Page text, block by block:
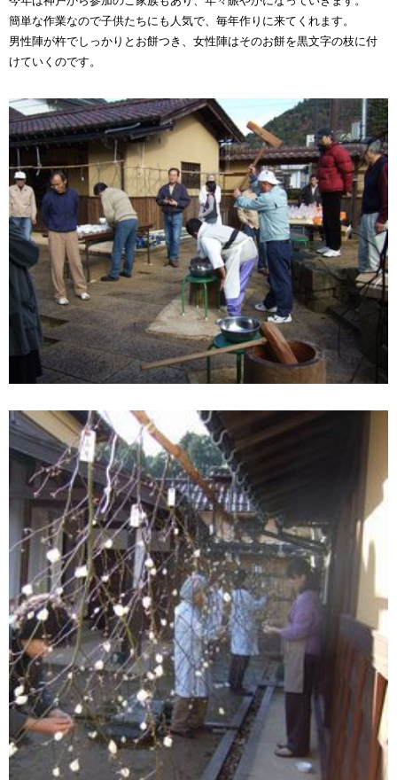
簡単な作業なので子供たちにも人気で、毎年作りに来てくれます。
男性陣が杵でしっかりとお餅つき、女性陣はそのお餅を黒文字の枝に付
けていくのです。